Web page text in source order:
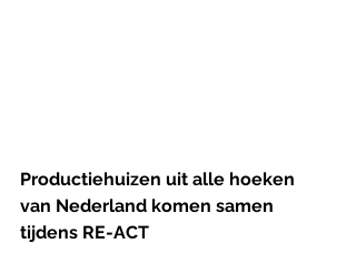
Productiehuizen uit alle hoeken
van Nederland komen samen
tijdens RE-ACT